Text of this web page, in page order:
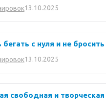
13.10.2025
бегать с нуля и не
13.10.2025
свободная и